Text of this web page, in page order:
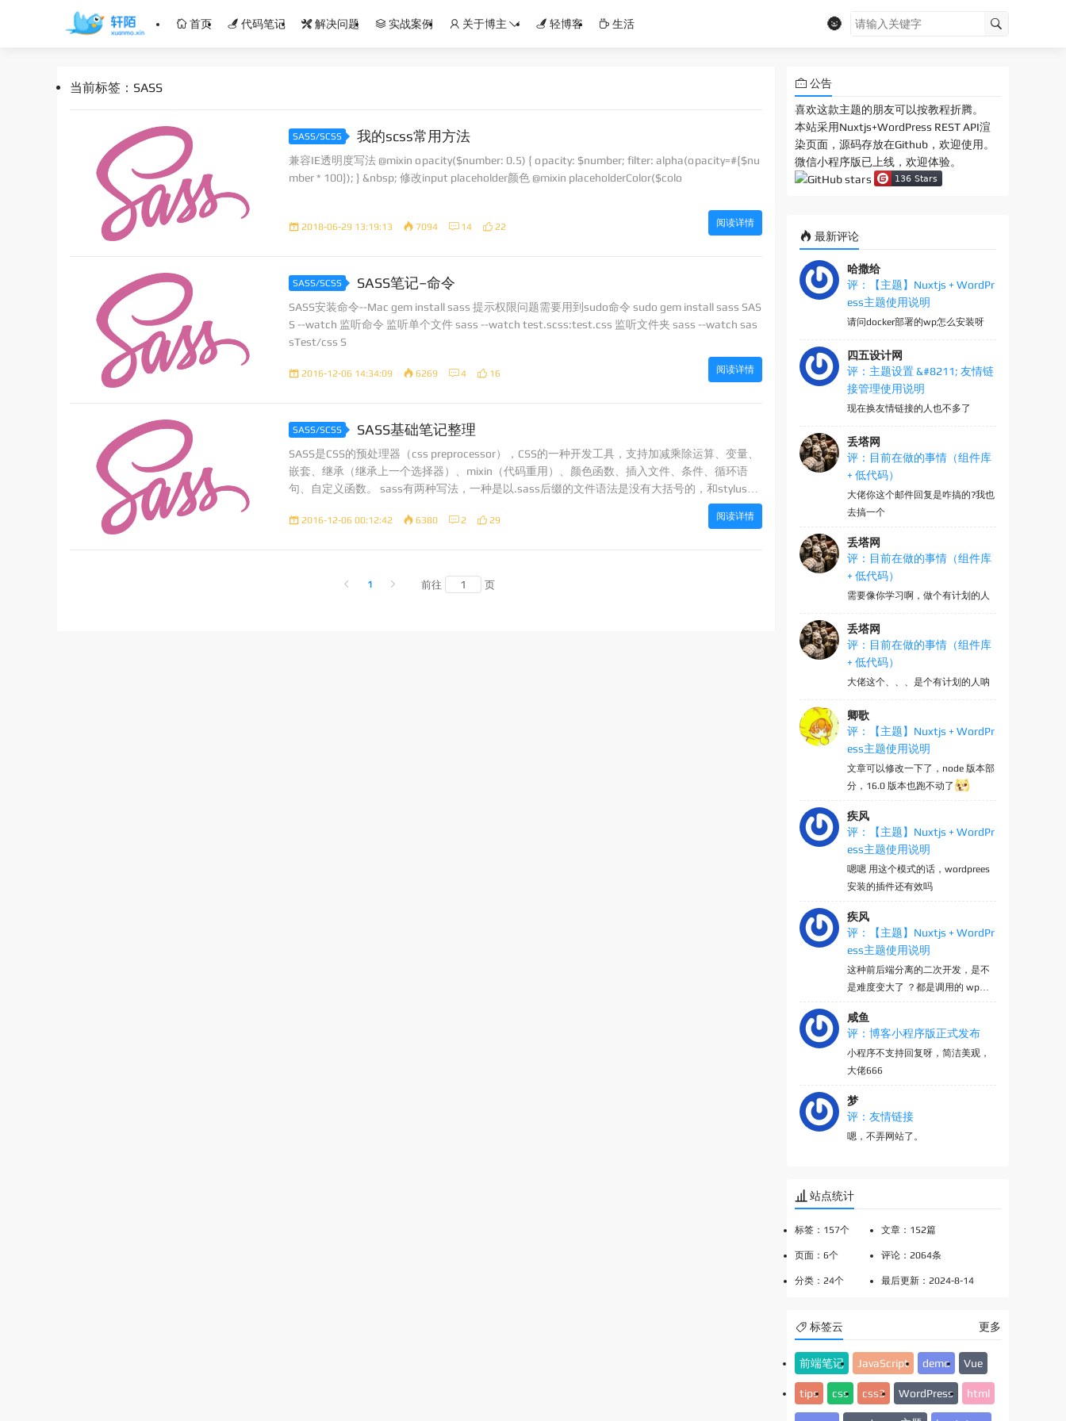
首页 代码笔记 解决问题 实战案例 关于博主 轻博客 生活 🌚
当前标签：SASS
SASS/SCSS 我的scss常用方法
兼容IE透明度写法 @mixin opacity($number: 0.5) { opacity: $number; filter: alpha(opacity=#{$nu
mber * 100}); } &nbsp; 修改input placeholder颜色 @mixin placeholderColor($colo
2018-06-29 13:19:13 7094 14 22 阅读详情
SASS/SCSS SASS笔记–命令
SASS安装命令--Mac gem install sass 提示权限问题需要用到sudo命令 sudo gem install sass SAS
S --watch 监听命令 监听单个文件 sass --watch test.scss:test.css 监听文件夹 sass --watch sas
sTest/css S
2016-12-06 14:34:09 6269 4 16 阅读详情
SASS/SCSS SASS基础笔记整理
SASS是CSS的预处理器（css preprocessor），CSS的一种开发工具，支持加减乘除运算、变量、
嵌套、继承（继承上一个选择器）、mixin（代码重用）、颜色函数、插入文件、条件、循环语
句、自定义函数。 sass有两种写法，一种是以.sass后缀的文件语法是没有大括号的，和stylus风
2016-12-06 00:12:42 6380 2 29 阅读详情
1 前往 页
公告
喜欢这款主题的朋友可以按教程折腾。
本站采用Nuxtjs+WordPress REST API渲
染页面，源码存放在Github，欢迎使用。
微信小程序版已上线，欢迎体验。
最新评论
哈撒给
评：【主题】Nuxtjs + WordPr
ess主题使用说明
请问docker部署的wp怎么安装呀
四五设计网
评：主题设置 &#8211; 友情链
接管理使用说明
现在换友情链接的人也不多了
丢塔网
评：目前在做的事情（组件库
+ 低代码）
大佬你这个邮件回复是咋搞的?我也
去搞一个
丢塔网
评：目前在做的事情（组件库
+ 低代码）
需要像你学习啊，做个有计划的人
丢塔网
评：目前在做的事情（组件库
+ 低代码）
大佬这个、、、是个有计划的人呐
卿歌
评：【主题】Nuxtjs + WordPr
ess主题使用说明
文章可以修改一下了，node 版本部
分，16.0 版本也跑不动了
疾风
评：【主题】Nuxtjs + WordPr
ess主题使用说明
嗯嗯 用这个模式的话，wordprees
安装的插件还有效吗
疾风
评：【主题】Nuxtjs + WordPr
ess主题使用说明
这种前后端分离的二次开发，是不
是难度变大了 ？都是调用的 wp的a
咸鱼
评：博客小程序版正式发布
小程序不支持回复呀，简洁美观，
大佬666
梦
评：友情链接
嗯，不弄网站了。
站点统计
标签：157个 文章：152篇
页面：6个 评论：2064条
分类：24个 最后更新：2024-8-14
标签云 更多
前端笔记 JavaScript demo Vue
tips css css3 WordPress html